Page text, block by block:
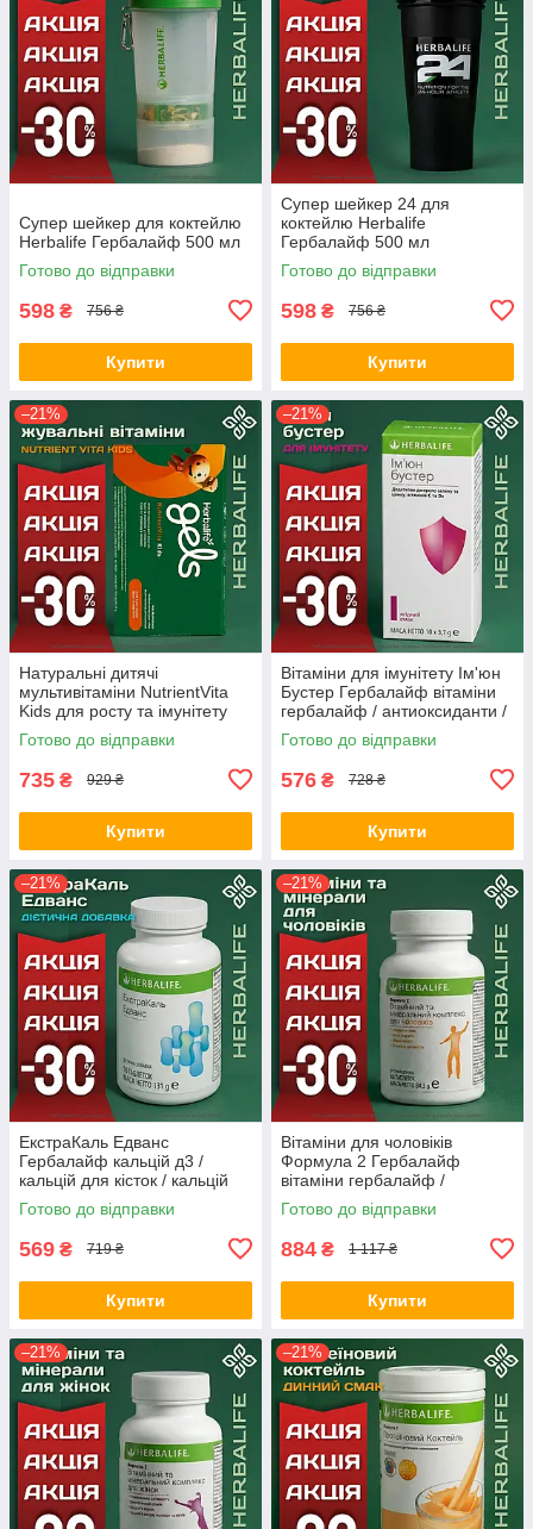
Супер шейкер для коктейлю
Herbalife Гербалайф 500 мл
Готово до відправки
598 ₴ 756 ₴
Купити
Супер шейкер 24 для
коктейлю Herbalife
Гербалайф 500 мл
Готово до відправки
598 ₴ 756 ₴
Купити
–21%
Натуральні дитячі
мультивітаміни NutrientVita
Kids для росту та імунітету
Гербалайф Herbalife( 30
жувальних пастилок)
Готово до відправки
735 ₴ 929 ₴
Купити
–21%
Вітаміни для імунітету Ім'юн
Бустер Гербалайф вітаміни
гербалайф / антиоксиданти /
бузина для імунітету
Оригінал Herbalife Акція
Готово до відправки
576 ₴ 728 ₴
Купити
–21%
ЕкстраКаль Едванс
Гербалайф кальцій д3 /
кальцій для кісток / кальцій
магній цинк / вітаміни для
кісток Оригінал Herbalife
Готово до відправки
569 ₴ 719 ₴
Купити
–21%
Вітаміни для чоловіків
Формула 2 Гербалайф
вітаміни гербалайф /
комплекс вітамінів для
чоловіків Оригінал Herbalife
Готово до відправки
884 ₴ 1 117 ₴
Купити
–21% –21%